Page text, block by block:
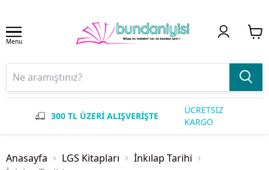
Menu
300 TL ÜZERİ ALIŞVERİŞTE
ÜCRETSİZ
KARGO
Anasayfa LGS Kitapları
İnkılap Tarihi